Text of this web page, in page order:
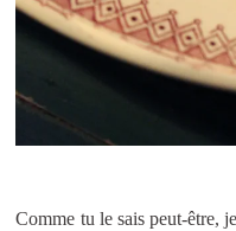
Comme tu le sais peut-être,